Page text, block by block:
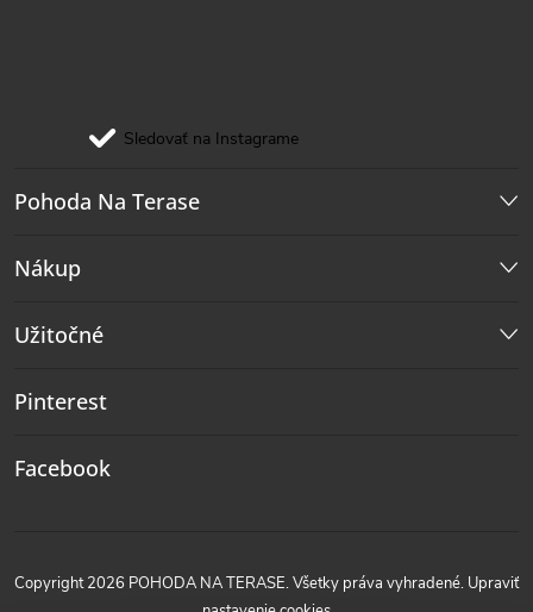
Sledovať na Instagrame
Pohoda Na Terase
Nákup
Užitočné
Pinterest
Facebook
Copyright 2026 POHODA NA TERASE. Všetky práva vyhradené. Upraviť